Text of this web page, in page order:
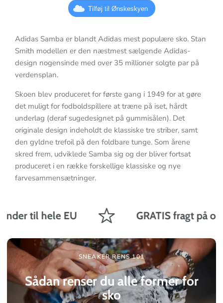
Tilføj til Ønskeskyen
Adidas Samba er blandt Adidas mest populære sko. Stan
Smith modellen er den næstmest sælgende Adidas-
design nogensinde med over 35 millioner solgte par på
verdensplan.
Skoen blev produceret for første gang i 1949 for at gøre
det muligt for fodboldspillere at træne på iset, hårdt
underlag (deraf sugedesignet på gummisålen). Det
originale design indeholdt de klassiske tre striber, samt
den gyldne trefoil på den foldbare tunge. Som årene
skred frem, udviklede Samba sig og der bliver fortsat
produceret i en række forskellige klassiske og nye
farvesammensætninger.
til hele EU GRATIS fragt på
SNEAKER RENS 101
Sådan renser du alle former for
sko